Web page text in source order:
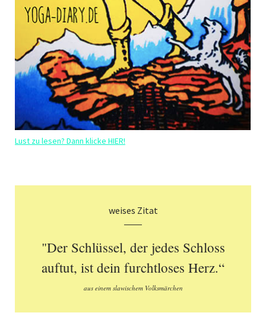
Lust zu lesen? Dann klicke HIER!
weises Zitat
"Der Schlüssel, der jedes Schloss
auftut, ist dein furchtloses Herz.“
aus einem slawischem Volksmärchen